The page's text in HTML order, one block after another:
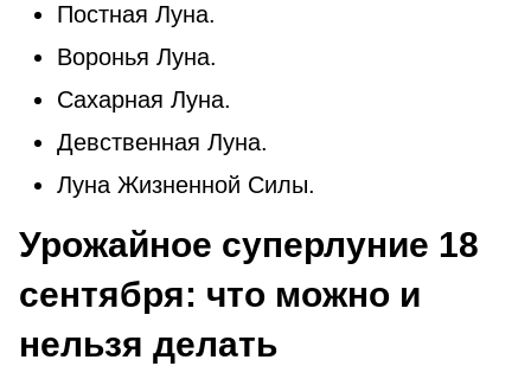
Постная Луна.
Воронья Луна.
Сахарная Луна.
Девственная Луна.
Луна Жизненной Силы.
Урожайное суперлуние 18
сентября: что можно и
нельзя делать